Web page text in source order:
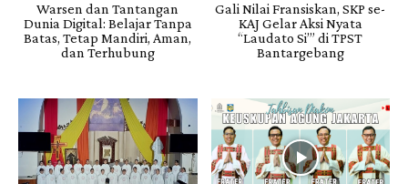
Warsen dan Tantangan
Dunia Digital: Belajar Tanpa
Batas, Tetap Mandiri, Aman,
dan Terhubung
Gali Nilai Fransiskan, SKP se-
KAJ Gelar Aksi Nyata
“Laudato Si’” di TPST
Bantargebang